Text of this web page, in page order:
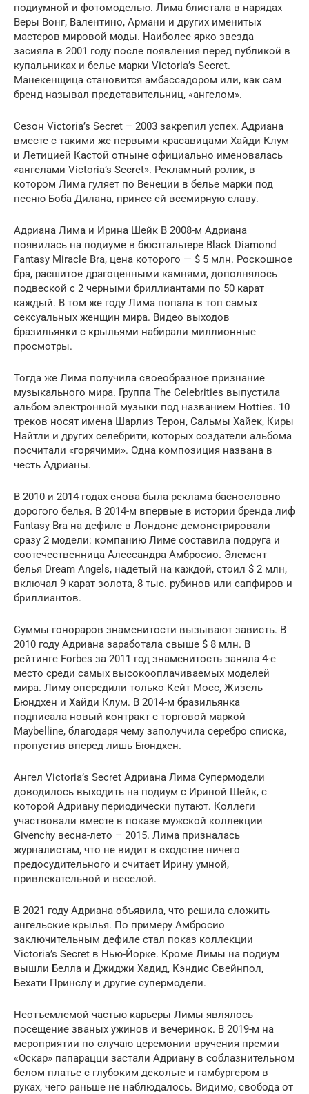
подиумной и фотомоделью. Лима блистала в нарядах
Веры Вонг, Валентино, Армани и других именитых
мастеров мировой моды. Наиболее ярко звезда
засияла в 2001 году после появления перед публикой в
купальниках и белье марки Victoria’s Secret.
Манекенщица становится амбассадором или, как сам
бренд называл представительниц, «ангелом».
Сезон Victoria’s Secret – 2003 закрепил успех. Адриана
вместе с такими же первыми красавицами Хайди Клум
и Летицией Кастой отныне официально именовалась
«ангелами Victoria’s Secret». Рекламный ролик, в
котором Лима гуляет по Венеции в белье марки под
песню Боба Дилана, принес ей всемирную славу.
Адриана Лима и Ирина Шейк В 2008-м Адриана
появилась на подиуме в бюстгальтере Black Diamond
Fantasy Miracle Bra, цена которого — $ 5 млн. Роскошное
бра, расшитое драгоценными камнями, дополнялось
подвеской с 2 черными бриллиантами по 50 карат
каждый. В том же году Лима попала в топ самых
сексуальных женщин мира. Видео выходов
бразильянки с крыльями набирали миллионные
просмотры.
Тогда же Лима получила своеобразное признание
музыкального мира. Группа The Celebrities выпустила
альбом электронной музыки под названием Hotties. 10
треков носят имена Шарлиз Терон, Сальмы Хайек, Киры
Найтли и других селебрити, которых создатели альбома
посчитали «горячими». Одна композиция названа в
честь Адрианы.
В 2010 и 2014 годах снова была реклама баснословно
дорогого белья. В 2014-м впервые в истории бренда лиф
Fantasy Bra на дефиле в Лондоне демонстрировали
сразу 2 модели: компанию Лиме составила подруга и
соотечественница Алессандра Амбросио. Элемент
белья Dream Angels, надетый на каждой, стоил $ 2 млн,
включал 9 карат золота, 8 тыс. рубинов или сапфиров и
бриллиантов.
Суммы гонораров знаменитости вызывают зависть. В
2010 году Адриана заработала свыше $ 8 млн. В
рейтинге Forbes за 2011 год знаменитость заняла 4-е
место среди самых высокооплачиваемых моделей
мира. Лиму опередили только Кейт Мосс, Жизель
Бюндхен и Хайди Клум. В 2014-м бразильянка
подписала новый контракт с торговой маркой
Maybelline, благодаря чему заполучила серебро списка,
пропустив вперед лишь Бюндхен.
Ангел Victoria’s Secret Адриана Лима Супермодели
доводилось выходить на подиум с Ириной Шейк, с
которой Адриану периодически путают. Коллеги
участвовали вместе в показе мужской коллекции
Givenchy весна-лето – 2015. Лима призналась
журналистам, что не видит в сходстве ничего
предосудительного и считает Ирину умной,
привлекательной и веселой.
В 2021 году Адриана объявила, что решила сложить
ангельские крылья. По примеру Амбросио
заключительным дефиле стал показ коллекции
Victoria’s Secret в Нью-Йорке. Кроме Лимы на подиум
вышли Белла и Джиджи Хадид, Кэндис Свейнпол,
Бехати Принслу и другие супермодели.
Неотъемлемой частью карьеры Лимы являлось
посещение званых ужинов и вечеринок. В 2019-м на
мероприятии по случаю церемонии вручения премии
«Оскар» папарацци застали Адриану в соблазнительном
белом платье с глубоким декольте и гамбургером в
руках, чего раньше не наблюдалось. Видимо, свобода от